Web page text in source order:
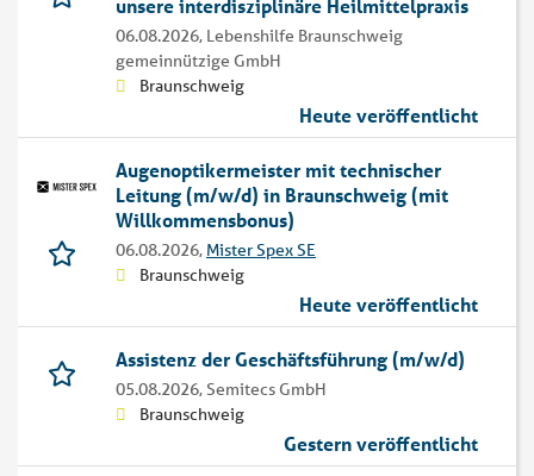
unsere interdisziplinäre Heilmittelpraxis
06.08.2026, Lebenshilfe Braunschweig
gemeinnützige GmbH
Braunschweig
Heute veröffentlicht
Augenoptikermeister mit technischer
Leitung (m/w/d) in Braunschweig (mit
Willkommensbonus)
06.08.2026, Mister Spex SE
Braunschweig
Heute veröffentlicht
Assistenz der Geschäftsführung (m/w/d)
05.08.2026,Semitecs GmbH
Braunschweig
Gestern veröffentlicht